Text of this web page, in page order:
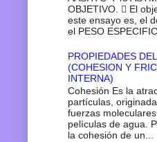
OBJETIVO.  El
este ensayo es, el
el PESO
PROPIEDADES
(COHESION Y
INTERNA)
Cohesión Es la
partículas,
fuerzas
películas de agua.
la cohesión de un...